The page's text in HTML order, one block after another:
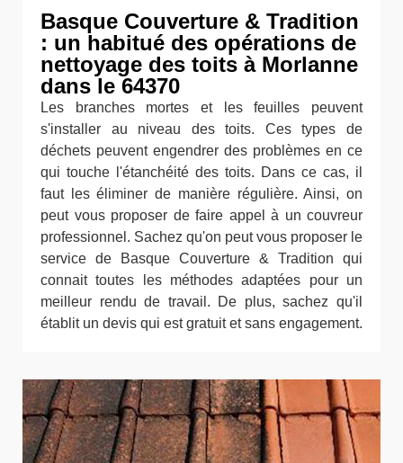
Basque Couverture & Tradition
: un habitué des opérations de
nettoyage des toits à Morlanne
dans le 64370
Les branches mortes et les feuilles peuvent
s'installer au niveau des toits. Ces types de
déchets peuvent engendrer des problèmes en ce
qui touche l'étanchéité des toits. Dans ce cas, il
faut les éliminer de manière régulière. Ainsi, on
peut vous proposer de faire appel à un couvreur
professionnel. Sachez qu'on peut vous proposer le
service de Basque Couverture & Tradition qui
connait toutes les méthodes adaptées pour un
meilleur rendu de travail. De plus, sachez qu'il
établit un devis qui est gratuit et sans engagement.